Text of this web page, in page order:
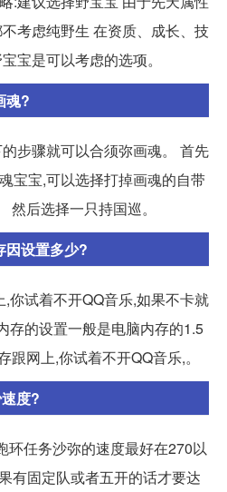
考虑纯野生 在资质、成长、技
宝是可以考虑的选项。
魂?
步骤就可以合须弥画魂。 首先
宝宝,可以选择打掉画魂的自带
然后选择一只持国巡。
因设置多少?
你试着不开QQ音乐,如果不卡就
存的设置一般是电脑内存的1.5
跟网上,你试着不开QQ音乐,。
度?
环任务沙弥的速度最好在270以
有固定队或者五开的话才要达